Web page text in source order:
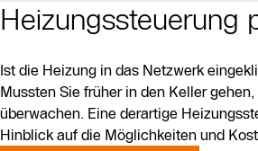
Heizungssteuerung
Ist die Heizung in das Netzwerk
Mussten Sie früher in den Keller
überwachen. Eine derartige
Hinblick auf die Möglichkeiten und